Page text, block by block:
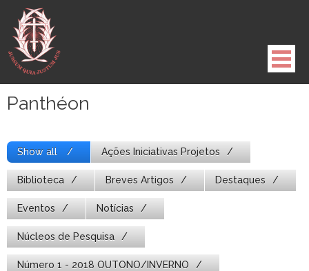
para
conteúdo
Panthéon
Show all Ações Iniciativas Projetos
Biblioteca Breves Artigos Destaques
Eventos Notícias
Núcleos de Pesquisa
Número 1 - 2018 OUTONO/INVERNO